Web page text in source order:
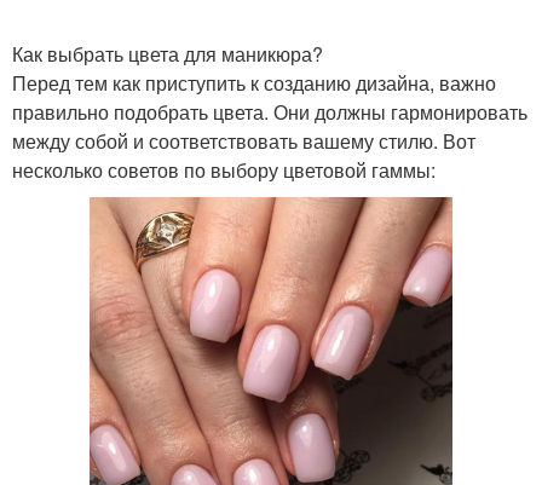
Как выбрать цвета для маникюра?
Перед тем как приступить к созданию дизайна, важно
правильно подобрать цвета. Они должны гармонировать
между собой и соответствовать вашему стилю. Вот
несколько советов по выбору цветовой гаммы: